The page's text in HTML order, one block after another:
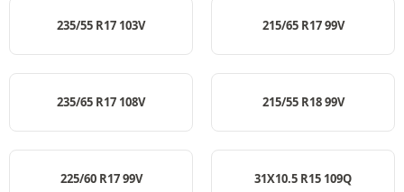
235/55 R17 103V 215/65 R17 99V
235/65 R17 108V 215/55 R18 99V
225/60 R17 99V 31X10.5 R15 109Q